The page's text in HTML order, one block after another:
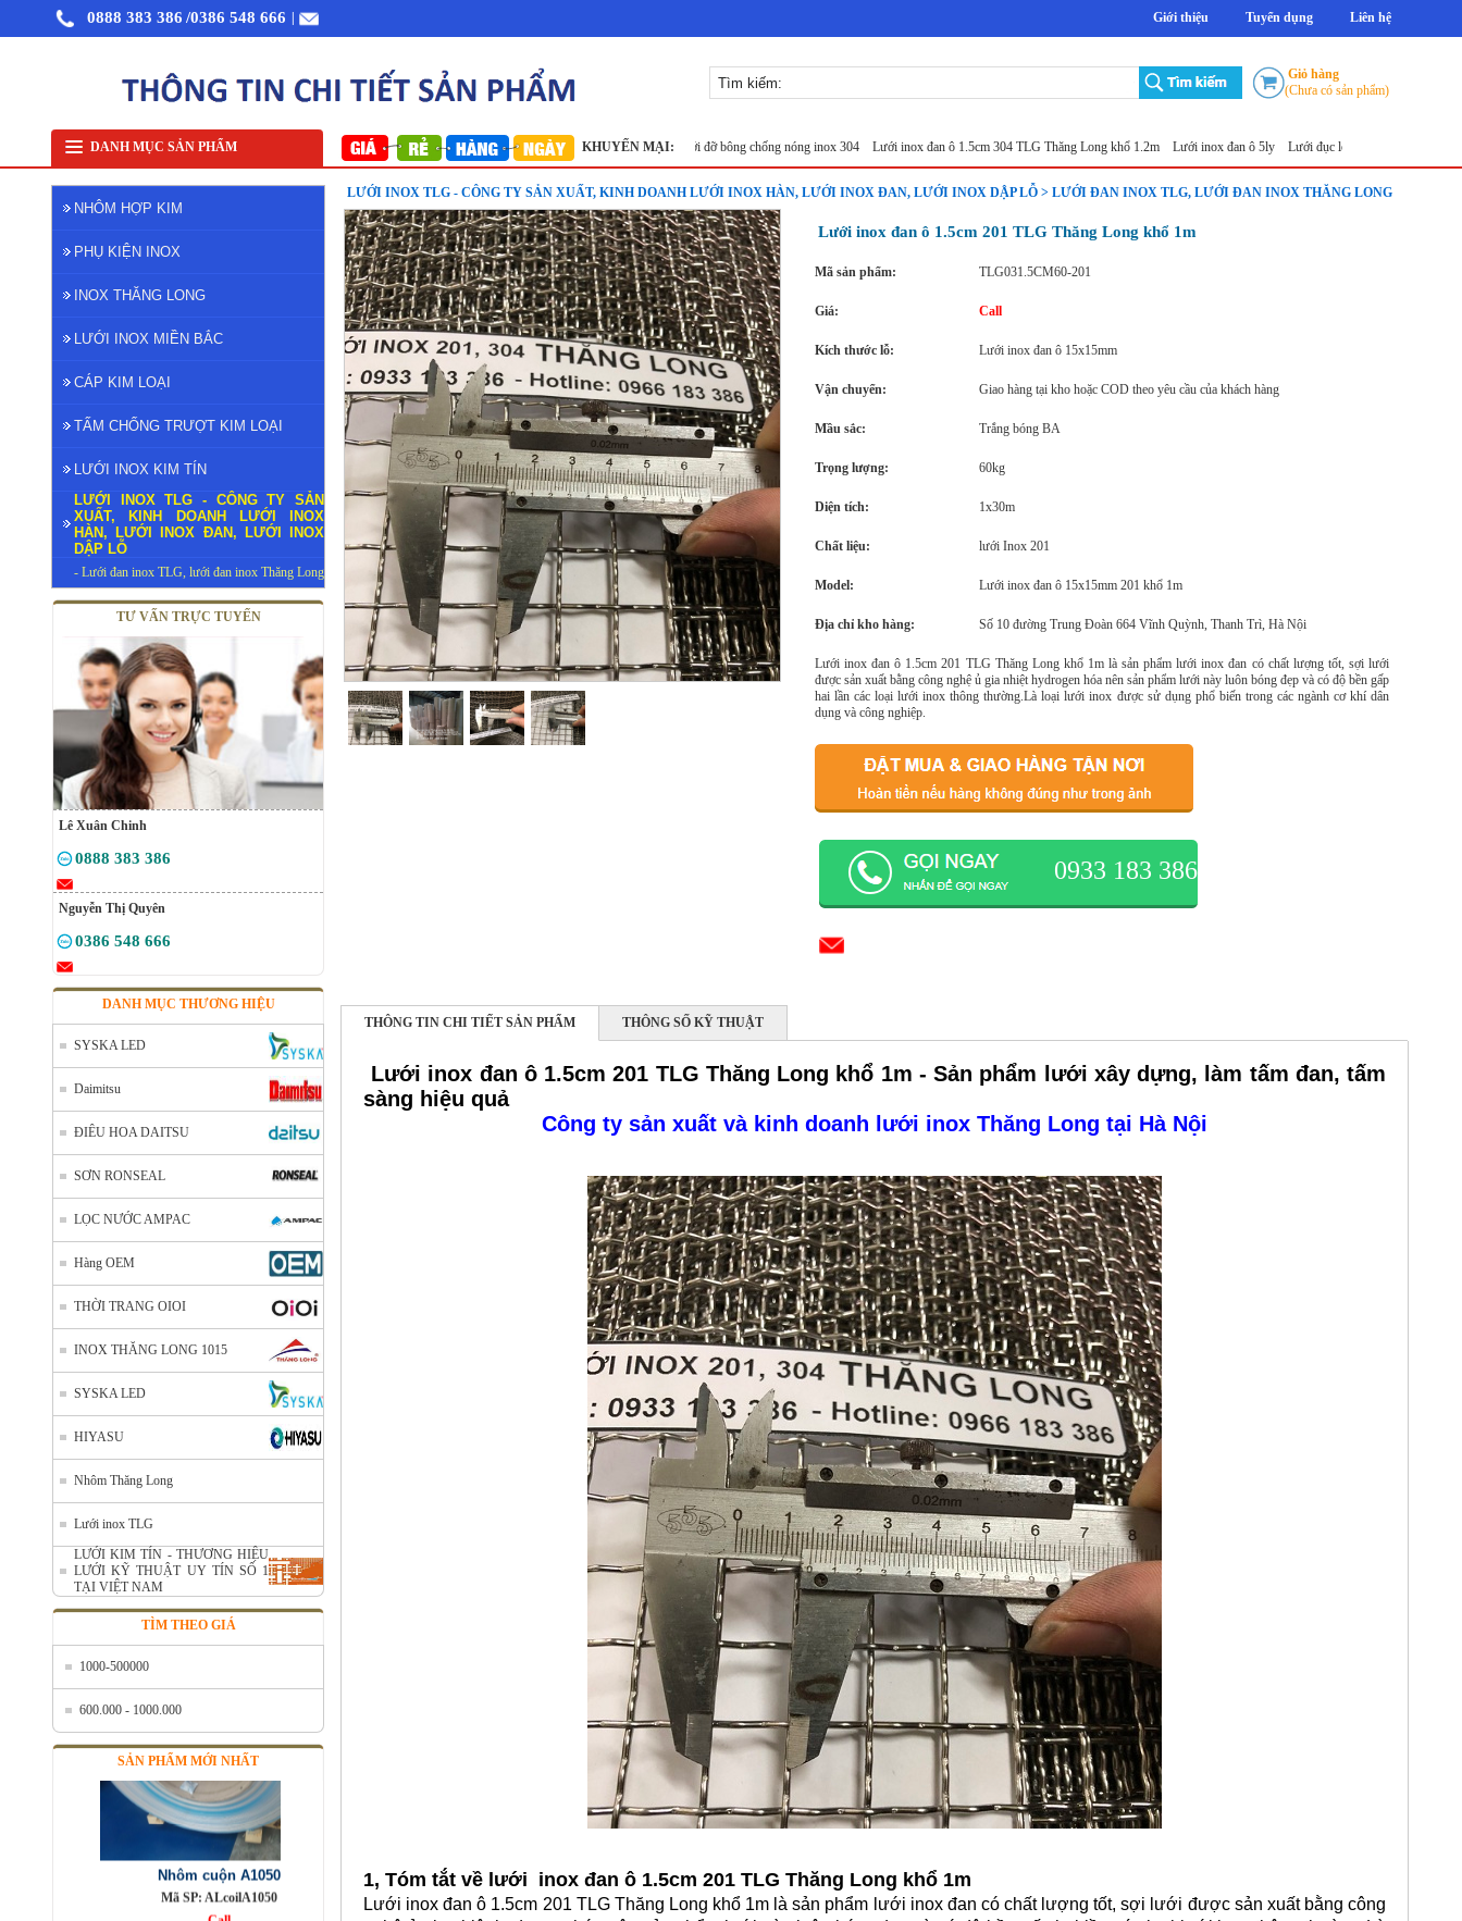
0888 383 386 /0386 548 666 Giới thiệu Tuyển dụng Liên hệ
Giỏ hàng
(Chưa có sản phẩm)
DANH MỤC SẢN PHẨM KHUYẾN MẠI:
Nhôm cuộn cắt lẻ Nhôm cuộn A1050 Nhôm bảo ôn cuộn mỏng A1050 Lưới inox 304 Lưới inox Miền Bắc Lưới đỡ bông chống nóng inox 304 Lưới inox đan ô 1.5cm 304 TLG Thăng Long khổ 1.2m Lưới inox đan ô 5ly Lưới đục lỗ tròn
NHÔM HỢP KIM
PHỤ KIỆN INOX
INOX THĂNG LONG
LƯỚI INOX MIỀN BẮC
CÁP KIM LOẠI
TẤM CHỐNG TRƯỢT KIM LOẠI
LƯỚI INOX KIM TÍN
LƯỚI INOX TLG - CÔNG TY SẢN
XUẤT, KINH DOANH LƯỚI INOX
HÀN, LƯỚI INOX ĐAN, LƯỚI INOX
DẬP LỖ
- Lưới đan inox TLG, lưới đan inox Thăng Long
TƯ VẤN TRỰC TUYẾN
Lê Xuân Chinh
0888 383 386
Nguyễn Thị Quyên
0386 548 666
DANH MỤC THƯƠNG HIỆU
SYSKA LED
Daimitsu
ĐIÊU HOA DAITSU
SƠN RONSEAL
LỌC NƯỚC AMPAC
Hàng OEM
THỜI TRANG OIOI
INOX THĂNG LONG 1015
SYSKA LED
HIYASU
Nhôm Thăng Long
Lưới inox TLG
LƯỚI KIM TÍN - THƯƠNG HIỆU
LƯỚI KỸ THUẬT UY TÍN SỐ 1
TẠI VIỆT NAM
TÌM THEO GIÁ
1000-500000
600.000 - 1000.000
SẢN PHẨM MỚI NHẤT
Nhôm cuộn cắt lẻ
Mã SP: AcuonceYC
Nhôm cuộn A1050
Mã SP: ALcoilA1050
Call
LƯỚI INOX TLG - CÔNG TY SẢN XUẤT, KINH DOANH LƯỚI INOX HÀN, LƯỚI INOX ĐAN, LƯỚI INOX DẬP LỖ > LƯỚI ĐAN INOX TLG, LƯỚI ĐAN INOX THĂNG LONG
Lưới inox đan ô 1.5cm 201 TLG Thăng Long khổ 1m
Mã sản phẩm: TLG031.5CM60-201
Giá: Call
Kích thước lỗ: Lưới inox đan ô 15x15mm
Vận chuyển: Giao hàng tại kho hoặc COD theo yêu cầu của khách hàng
Mầu sắc: Trắng bóng BA
Trọng lượng: 60kg
Diện tích: 1x30m
Chất liệu: lưới Inox 201
Model: Lưới inox đan ô 15x15mm 201 khổ 1m
Địa chỉ kho hàng: Số 10 đường Trung Đoàn 664 Vĩnh Quỳnh, Thanh Trì, Hà Nội
Lưới inox đan ô 1.5cm 201 TLG Thăng Long khổ 1m là sản phẩm lưới inox đan có chất lượng tốt, sợi lưới
được sản xuất bằng công nghệ ủ gia nhiệt hydrogen hóa nên sản phẩm lưới này luôn bóng đẹp và có độ bền gấp
hai lần các loại lưới inox thông thường.Là loại lưới inox được sử dụng phổ biến trong các ngành cơ khí dân
dụng và công nghiệp.
0933 183 386
THÔNG TIN CHI TIẾT SẢN PHẨM THÔNG SỐ KỸ THUẬT
Lưới inox đan ô 1.5cm 201 TLG Thăng Long khổ 1m - Sản phẩm lưới xây dựng, làm tấm đan, tấm
sàng hiệu quả
Công ty sản xuất và kinh doanh lưới inox Thăng Long tại Hà Nội
1, Tóm tắt về lưới inox đan ô 1.5cm 201 TLG Thăng Long khổ 1m
Lưới inox đan ô 1.5cm 201 TLG Thăng Long khổ 1m là sản phẩm lưới inox đan có chất lượng tốt, sợi lưới được sản xuất bằng công